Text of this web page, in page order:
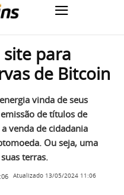
site para
de Bitcoin
vinda de seus
de títulos de
venda de cidadania
Ou seja, uma
terras.
Atualizado 13/05/2024 11:06